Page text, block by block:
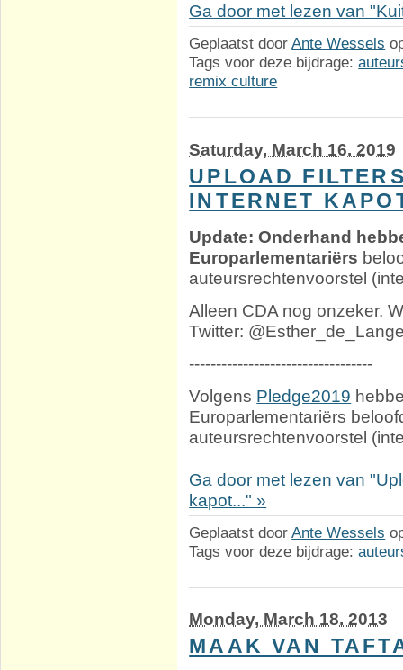
Ga door met lezen van
Geplaatst doorAnte Wessels
Tags voor deze bijdrage:
remix culture
Saturday, March 16. 2019
UPLOAD
INTERNET
Update: Onderhand
Europarlementariërs
auteursrechtenvoorstel
Alleen CDA nog onzeker.
Twitter:
----------------------------------
Volgens Pledge2019
Europarlementariërs
auteursrechtenvoorstel
Ga door met lezen van
kapot..." »
Geplaatst doorAnte Wessels
Tags voor deze bijdrage:
Monday, March 18. 2013
MAAK VAN